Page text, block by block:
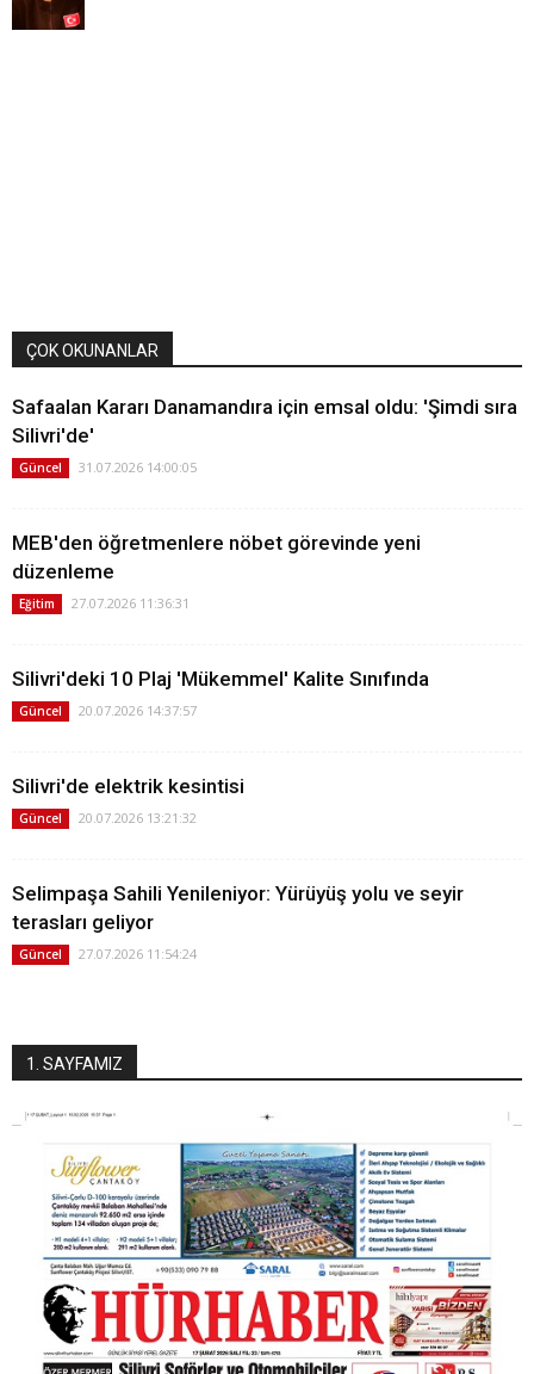
ÇOK OKUNANLAR
Safaalan Kararı Danamandıra için emsal oldu: 'Şimdi sıra
Silivri'de'
Güncel 31.07.2026 14:00:05
MEB'den öğretmenlere nöbet görevinde yeni
düzenleme
Eğitim 27.07.2026 11:36:31
Silivri'deki 10 Plaj 'Mükemmel' Kalite Sınıfında
Güncel 20.07.2026 14:37:57
Silivri'de elektrik kesintisi
Güncel 20.07.2026 13:21:32
Selimpaşa Sahili Yenileniyor: Yürüyüş yolu ve seyir
terasları geliyor
Güncel 27.07.2026 11:54:24
1. SAYFAMIZ